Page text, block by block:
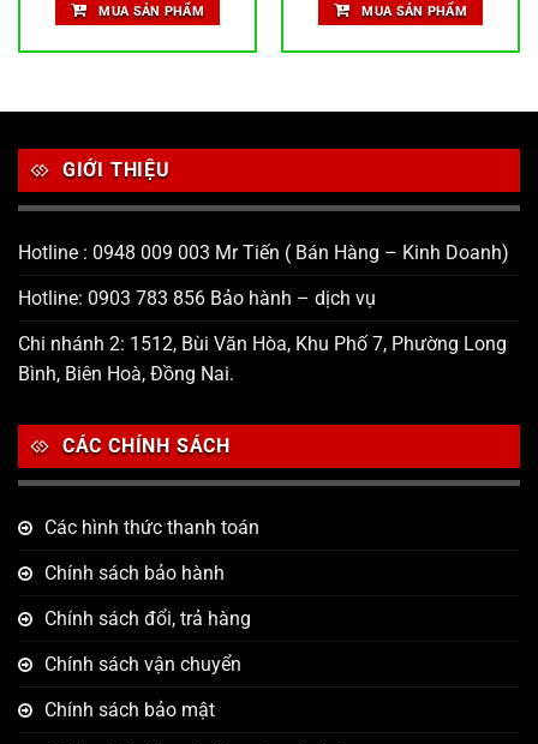
MUA SẢN PHẨM 50,000 ₫.là:
49,500 ₫.
MUA SẢN PHẨM
GIỚI THIỆU
Hotline : 0948 009 003 Mr Tiến ( Bán Hàng – Kinh Doanh)
Hotline: 0903 783 856 Bảo hành – dịch vụ
Chi nhánh 2: 1512, Bùi Văn Hòa, Khu Phố 7, Phường Long
Bình, Biên Hoà, Đồng Nai.
CÁC CHÍNH SÁCH
Các hình thức thanh toán
Chính sách bảo hành
Chính sách đổi, trả hàng
Chính sách vận chuyển
Chính sách bảo mật